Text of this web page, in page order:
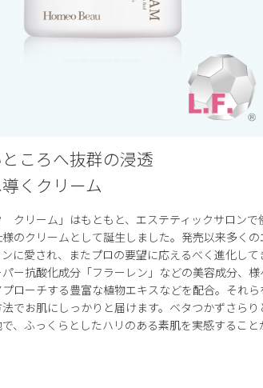
ころへ抜群の浸透
くクリーム
クリーム」はもともと、エステティックサロンで
のクリームとして誕生しました。発売以来多くの
に愛され、またプロの要望に応えるべく進化して
ー抗酸化成分「フラーレン」などの美容成分、様
ローチする豊富な植物エキスなどを配合。それら
でお肌にしっかりと届けます。ベタつかずさらり
で、ふっくらとしたハリのある素肌を実感すること